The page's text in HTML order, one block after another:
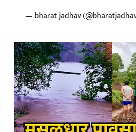
— bharat jadhav